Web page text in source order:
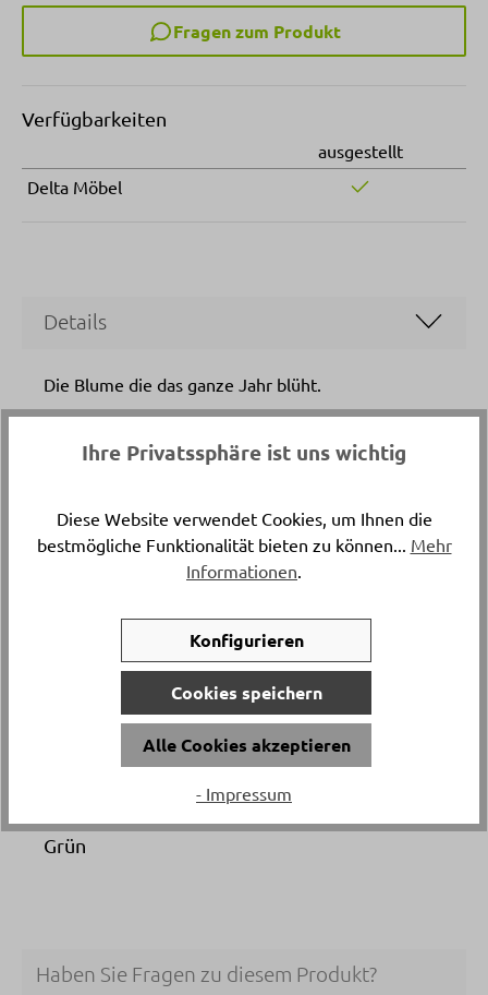
Fragen zum Produkt
Verfügbarkeiten
ausgestellt
Delta Möbel
Details
Die Blume die das ganze Jahr blüht.
Artikelnummer
Länge
Versand & Lieferung
Postversand
Grün
Haben Sie Fragen zu diesem Produkt?
Ihre Privatssphäre ist uns wichtig
Diese Website verwendet Cookies, um Ihnen die
bestmögliche Funktionalität bieten zu können... Mehr
Informationen.
Konfigurieren
Cookies speichern
Alle Cookies akzeptieren
- Impressum